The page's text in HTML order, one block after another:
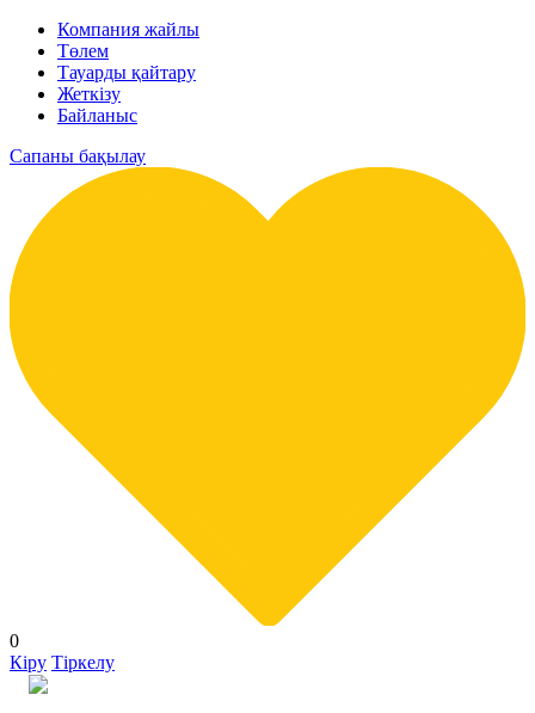
Компания жайлы
Төлем
Тауарды қайтару
Жеткізу
Байланыс
Сапаны бақылау
0
Кіру Тіркелу